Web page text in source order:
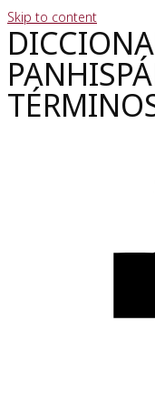
Skip to content